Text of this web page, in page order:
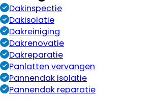
Dakinspectie
Dakisolatie
Dakreiniging
Dakrenovatie
Dakreparatie
Panlatten vervangen
Pannendak isolatie
Pannendak reparatie